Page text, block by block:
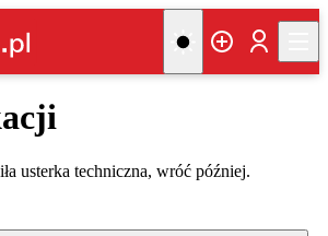
usterka techniczna, wróć później.